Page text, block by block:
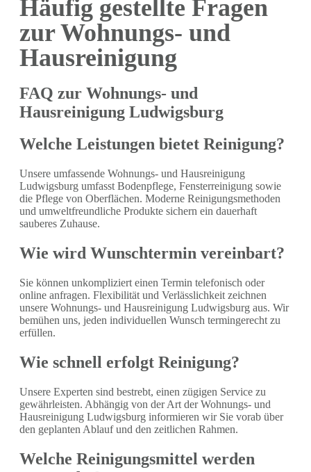
Häufig gestellte Fragen
zur Wohnungs- und
Hausreinigung
FAQ zur Wohnungs- und
Hausreinigung Ludwigsburg
Welche Leistungen bietet Reinigung?
Unsere umfassende Wohnungs- und Hausreinigung
Ludwigsburg umfasst Bodenpflege, Fensterreinigung sowie
die Pflege von Oberflächen. Moderne Reinigungsmethoden
und umweltfreundliche Produkte sichern ein dauerhaft
sauberes Zuhause.
Wie wird Wunschtermin vereinbart?
Sie können unkompliziert einen Termin telefonisch oder
online anfragen. Flexibilität und Verlässlichkeit zeichnen
unsere Wohnungs- und Hausreinigung Ludwigsburg aus. Wir
bemühen uns, jeden individuellen Wunsch termingerecht zu
erfüllen.
Wie schnell erfolgt Reinigung?
Unsere Experten sind bestrebt, einen zügigen Service zu
gewährleisten. Abhängig von der Art der Wohnungs- und
Hausreinigung Ludwigsburg informieren wir Sie vorab über
den geplanten Ablauf und den zeitlichen Rahmen.
Welche Reinigungsmittel werden